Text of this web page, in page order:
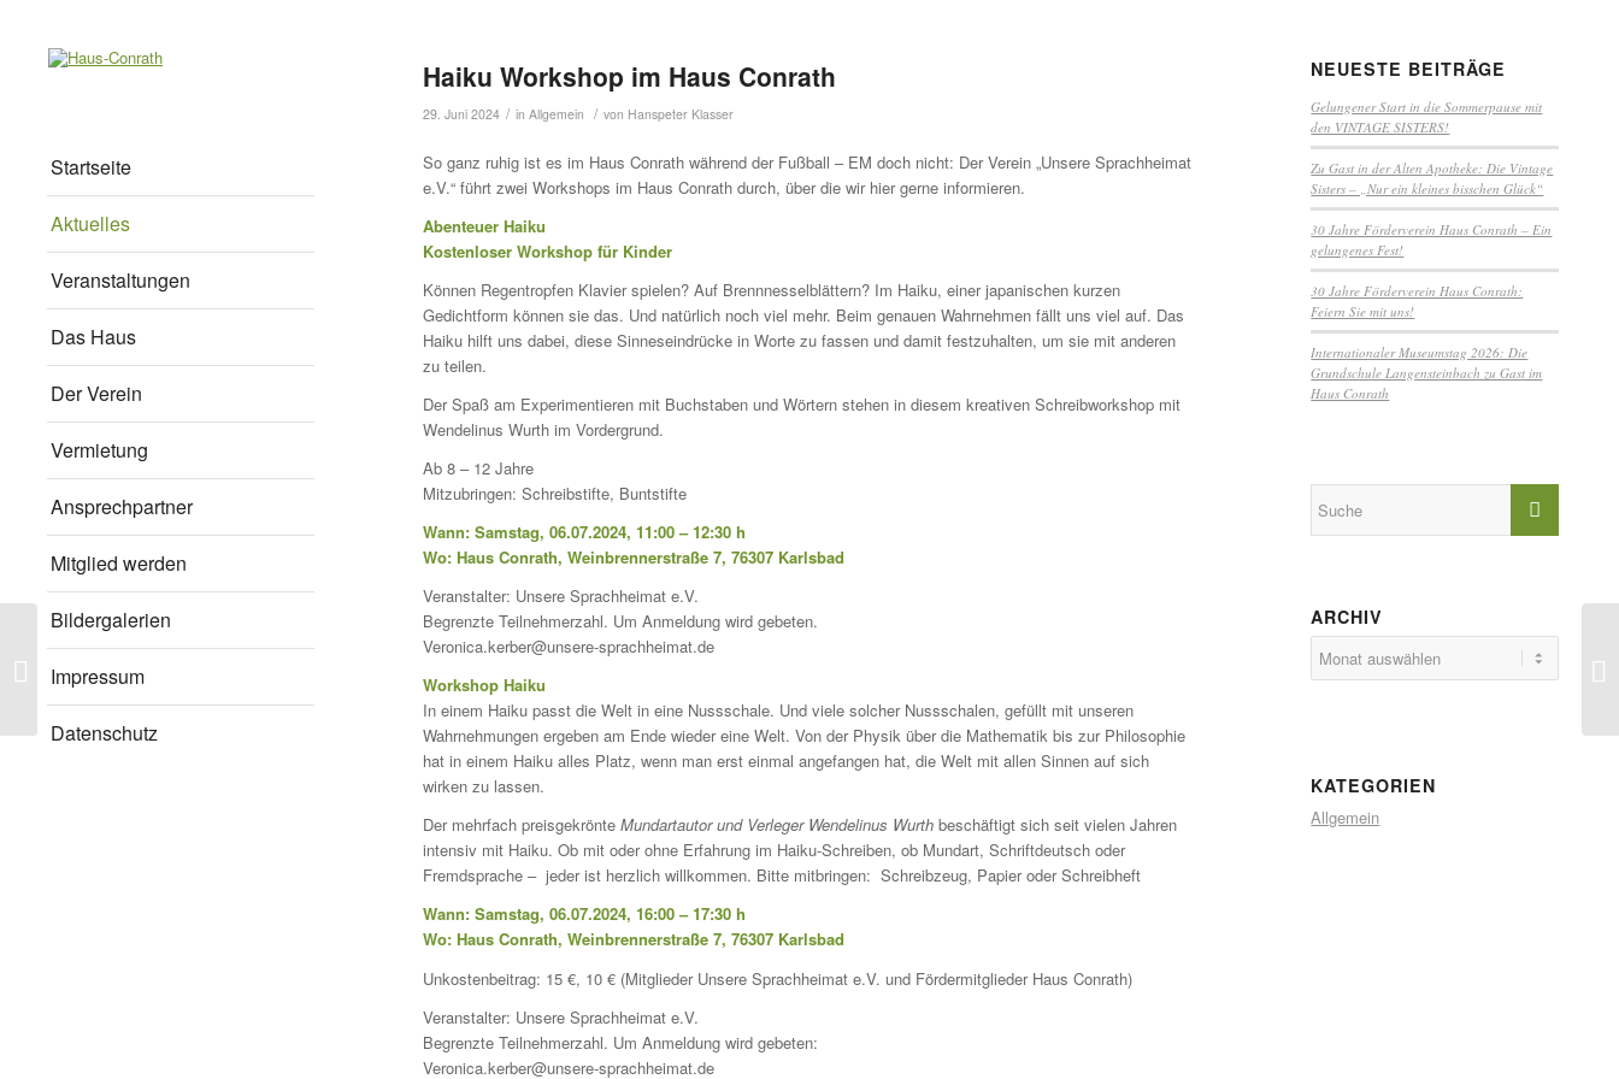
Startseite
Aktuelles
Veranstaltungen
Das Haus
Der Verein
Vermietung
Ansprechpartner
Mitglied werden
Bildergalerien
Impressum
Datenschutz
Haiku Workshop im Haus Conrath
29. Juni 2024 / in Allgemein / von Hanspeter Klasser
So ganz ruhig ist es im Haus Conrath während der Fußball – EM doch nicht: Der Verein „Unsere Sprachheimat
e.V.“ führt zwei Workshops im Haus Conrath durch, über die wir hier gerne informieren.
Abenteuer Haiku
Kostenloser Workshop für Kinder
Können Regentropfen Klavier spielen? Auf Brennnesselblättern? Im Haiku, einer japanischen kurzen
Gedichtform können sie das. Und natürlich noch viel mehr. Beim genauen Wahrnehmen fällt uns viel auf. Das
Haiku hilft uns dabei, diese Sinneseindrücke in Worte zu fassen und damit festzuhalten, um sie mit anderen
zu teilen.
Der Spaß am Experimentieren mit Buchstaben und Wörtern stehen in diesem kreativen Schreibworkshop mit
Wendelinus Wurth im Vordergrund.
Ab 8 – 12 Jahre
Mitzubringen: Schreibstifte, Buntstifte
Wann: Samstag, 06.07.2024, 11:00 – 12:30 h
Wo: Haus Conrath, Weinbrennerstraße 7, 76307 Karlsbad
Veranstalter: Unsere Sprachheimat e.V.
Begrenzte Teilnehmerzahl. Um Anmeldung wird gebeten.
Veronica.kerber@unsere-sprachheimat.de
Workshop Haiku
In einem Haiku passt die Welt in eine Nussschale. Und viele solcher Nussschalen, gefüllt mit unseren
Wahrnehmungen ergeben am Ende wieder eine Welt. Von der Physik über die Mathematik bis zur Philosophie
hat in einem Haiku alles Platz, wenn man erst einmal angefangen hat, die Welt mit allen Sinnen auf sich
wirken zu lassen.
Der mehrfach preisgekrönte Mundartautor und Verleger Wendelinus Wurth beschäftigt sich seit vielen Jahren
intensiv mit Haiku. Ob mit oder ohne Erfahrung im Haiku-Schreiben, ob Mundart, Schriftdeutsch oder
Fremdsprache – jeder ist herzlich willkommen. Bitte mitbringen: Schreibzeug, Papier oder Schreibheft
Wann: Samstag, 06.07.2024, 16:00 – 17:30 h
Wo: Haus Conrath, Weinbrennerstraße 7, 76307 Karlsbad
Unkostenbeitrag: 15 €, 10 € (Mitglieder Unsere Sprachheimat e.V. und Fördermitglieder Haus Conrath)
Veranstalter: Unsere Sprachheimat e.V.
Begrenzte Teilnehmerzahl. Um Anmeldung wird gebeten:
Veronica.kerber@unsere-sprachheimat.de
NEUESTE BEITRÄGE
Gelungener Start in die Sommerpause mit
den VINTAGE SISTERS!
Zu Gast in der Alten Apotheke: Die Vintage
Sisters – „Nur ein kleines bisschen Glück“
30 Jahre Förderverein Haus Conrath – Ein
gelungenes Fest!
30 Jahre Förderverein Haus Conrath:
Feiern Sie mit uns!
Internationaler Museumstag 2026: Die
Grundschule Langensteinbach zu Gast im
Haus Conrath
ARCHIV
KATEGORIEN
Allgemein
Wir verabschieden uns in die
Sommerpause!